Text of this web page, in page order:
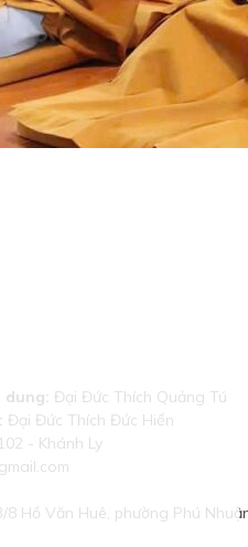
dung: Đại Đức Thích Quảng Tú
Đại Đức Thích Đức Hiển
- Khánh Ly
8 Hồ Văn Huê, phường Phú